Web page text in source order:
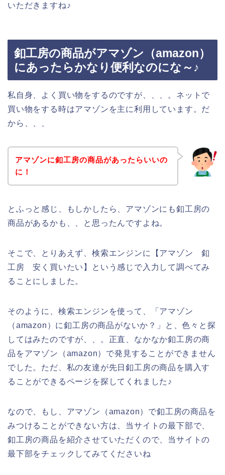
いただきますね♪
釦工房の商品がアマゾン（amazon）
にあったらかなり便利なのにな～♪
私自身、よく買い物をするのですが、、、。ネットで
買い物をする時はアマゾンを主に利用しています。だ
から、、、
アマゾンに釦工房の商品があったらいいの
に！
とふっと感じ、もしかしたら、アマゾンにも釦工房の
商品があるかも、、と思ったんですよね。
そこで、とりあえず、検索エンジンに【アマゾン 釦
工房 安く買いたい】という感じで入力して調べてみ
ることにしました。
そのように、検索エンジンを使って、「アマゾン
（amazon）に釦工房の商品がないか？」と、色々と探
してはみたのですが、、。正直、なかなか釦工房の商
品をアマゾン（amazon）で発見することができません
でした。ただ、私の友達が先日釦工房の商品を購入す
ることができるページを探してくれました♪
なので、もし、アマゾン（amazon）で釦工房の商品を
みつけることができない方は、当サイトの最下部で、
釦工房の商品を紹介させていただくので、当サイトの
最下部をチェックしてみてくださいね